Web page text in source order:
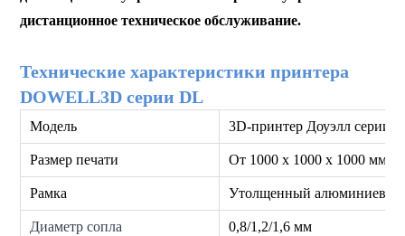
дистанционное техническое обслуживание.
Технические характеристики принтера
DOWELL3D серии DL
Модель 3D-принтер Доуэлл серии
Размер печати От 1000 x 1000 x 1000 мм
Рамка Утолщенный
Диаметр сопла 0,8/1,2/1,6 мм